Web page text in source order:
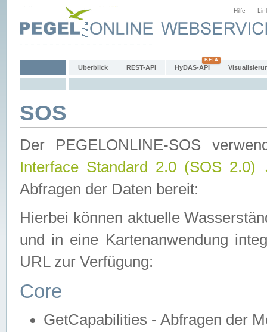
Hilfe
Überblick REST-API HyDAS-API
SOS
Der PEGELONLINE-SOS
Interface Standard 2.0 (SOS 2.0)
Abfragen der Daten bereit:
Hierbei können aktuelle
und in eine Kartenanwendung
URL zur Verfügung:
Core
GetCapabilities - Abfragen der